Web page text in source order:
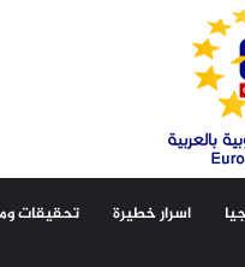
اسرار خطيرة تحقيقات